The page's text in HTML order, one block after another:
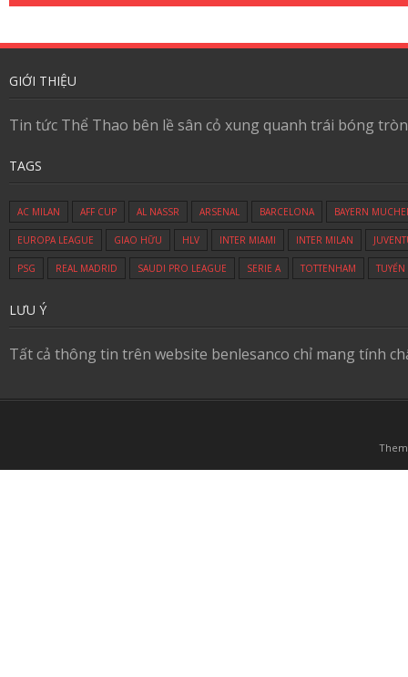
GIỚI THIỆU
Tin tức Thể Thao bên lề sân cỏ xung quanh trái bóng
TAGS
AC MILAN AFF CUP AL NASSR ARSENAL BARCELONA BAYERN
EUROPA LEAGUE GIAO HỮU HLV INTER MIAMI INTER MILAN
PSG REAL MADRID SAUDI PRO LEAGUE SERIE A TOTTENHAM
LƯU Ý
Tất cả thông tin trên website benlesanco chỉ mang tính